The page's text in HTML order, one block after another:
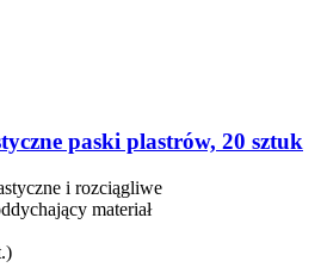
paski plastrów, 20 sztuk
i rozciągliwe
materiał